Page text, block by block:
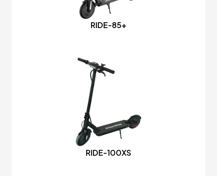
RIDE-85+
RIDE-100XS